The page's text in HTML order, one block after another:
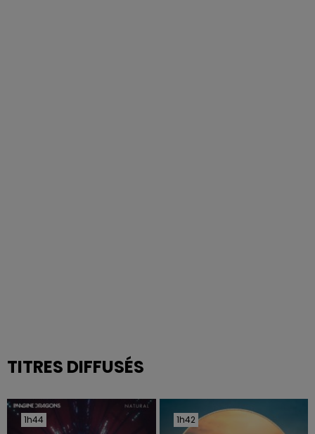
TITRES DIFFUSÉS
1h44
1h44 1h42
1h42